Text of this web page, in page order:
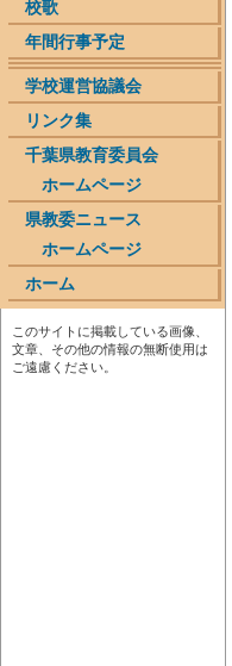
校歌
年間行事予定
学校運営協議会
リンク集
千葉県教育委員会
ホームページ
県教委ニュース
ホームページ
ホーム
このサイトに掲載している画像、
文章、その他の情報の無断使用は
ご遠慮ください。